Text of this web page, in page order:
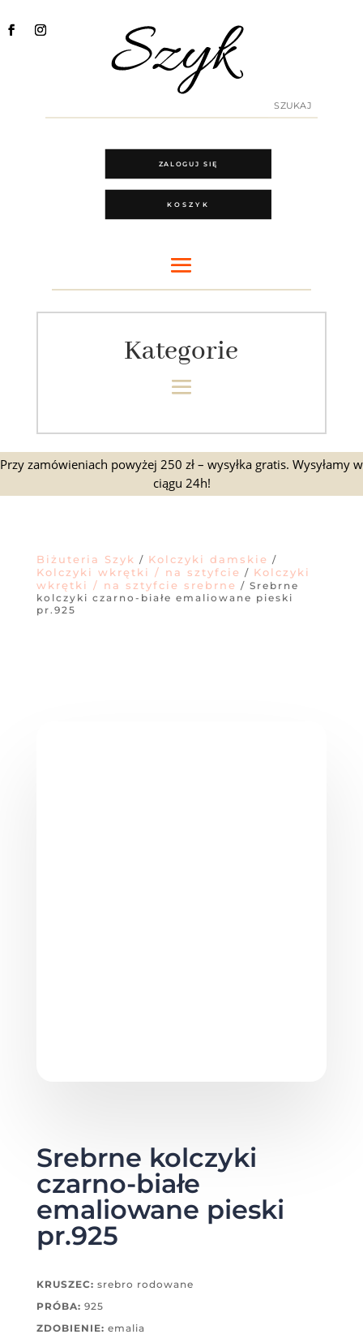
ZALOGUJ SIĘ
KOSZYK
Kategorie
Przy zamówieniach powyżej 250 zł – wysyłka gratis. Wysyłamy w
ciągu 24h!
Biżuteria Szyk / Kolczyki damskie /
Kolczyki wkrętki / na sztyfcie / Kolczyki
wkrętki / na sztyfcie srebrne / Srebrne
kolczyki czarno-białe emaliowane pieski
pr.925
Srebrne kolczyki
czarno-białe
emaliowane pieski
pr.925
KRUSZEC: srebro rodowane
PRÓBA: 925
ZDOBIENIE: emalia